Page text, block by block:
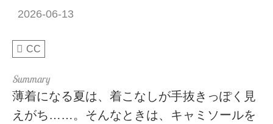
2026-06-13
CC
薄着になる夏は、着こなしが手抜きっぽく見
えがち……。そんなときは、キャミソールを